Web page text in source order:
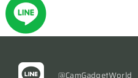
@CamGadgetWorld